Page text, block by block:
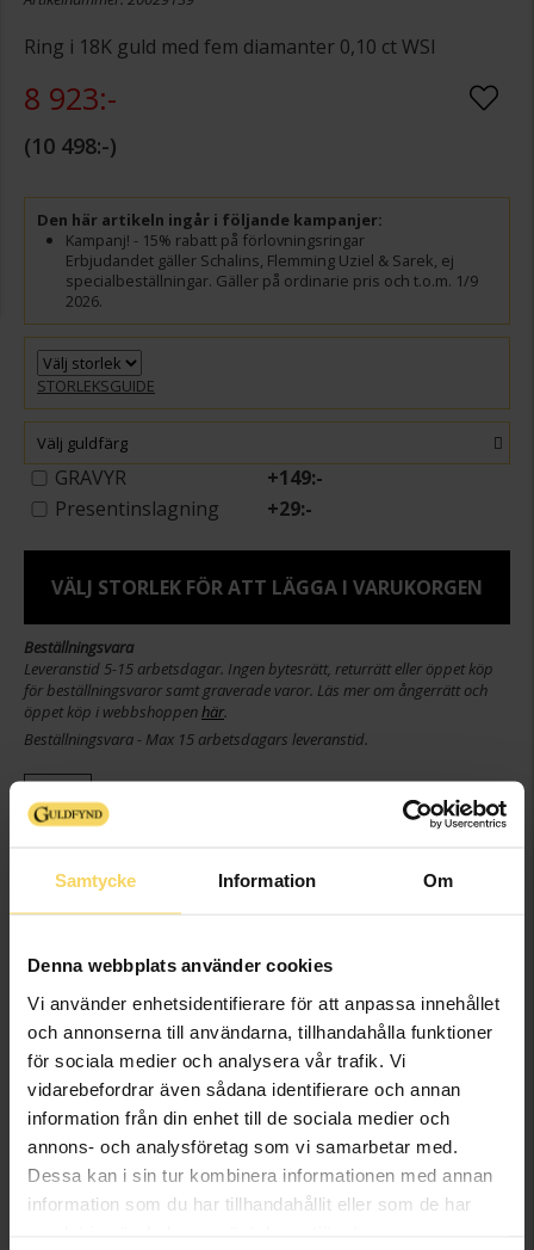
Samtycke Information Om
Denna webbplats använder cookies
Vi använder enhetsidentifierare för att anpassa innehållet
och annonserna till användarna, tillhandahålla funktioner
för sociala medier och analysera vår trafik. Vi
vidarebefordrar även sådana identifierare och annan
information från din enhet till de sociala medier och
annons- och analysföretag som vi samarbetar med.
Dessa kan i sin tur kombinera informationen med annan
information som du har tillhandahållit eller som de har
Ring i 18K guld med fem diamanter 0,10 ct WSI
8 923:-
10 498:-
Den här artikeln ingår i följande kampanjer:
Kampanj! - 15% rabatt på förlovningsringar
Erbjudandet gäller Schalins, Flemming Uziel & Sarek, ej
specialbeställningar. Gäller på ordinarie pris och t.o.m. 1/9
2026.
STORLEKSGUIDE
Välj guldfärg
GRAVYR +149:-
Presentinslagning
+29:-
VÄLJ STORLEK FÖR ATT LÄGGA I VARUKORGEN
Beställningsvara
Leveranstid 5-15 arbetsdagar. Ingen bytesrätt, returrätt eller öppet köp
för beställningsvaror samt graverade varor. Läs mer om ångerrätt och
öppet köp i webbshoppenhär.
Beställningsvara - Max 15 arbetsdagars leveranstid.
Info
Höjd ca (mm)
1.3
Varumärke
Sten/Pärla
Diamant
Antal diamanter
Diamantslipning
Briljant
Diamantfärg
Wesselton (H)
Diamantklarhet
SI
Vikt ca (gram)
2.58
Ringen kan även beställas i